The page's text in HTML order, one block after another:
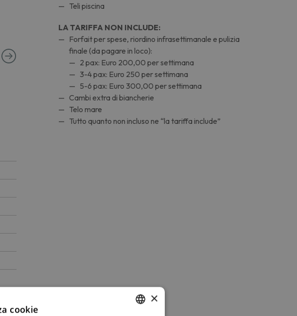
Teli piscina
LA TARIFFA NON INCLUDE:
Forfait per spese, riordino infrasettimanale e pulizia
finale (da pagare in loco):
2 pax: Euro 200,00 per settimana
3-4 pax: Euro 250 per settimana
5-6 pax: Euro 300,00 per settimana
Cambi extra di biancherie
Telo mare
Tutto quanto non incluso ne “la tariffa include”
×
cookie